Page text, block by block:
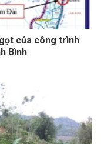
của công trình
Bình